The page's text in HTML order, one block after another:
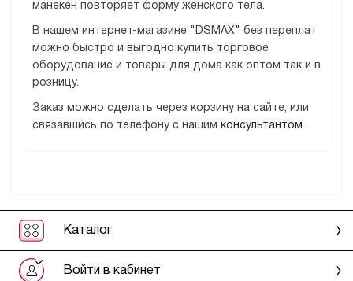
манекен повторяет форму женского тела.
В нашем интернет-магазине "DSMAX" без переплат
можно быстро и выгодно купить торговое
оборудование и товары для дома как оптом так и в
розницу.
Заказ можно сделать через корзину на сайте, или
связавшись по телефону с нашим консультантом..
Каталог
Войти в кабинет